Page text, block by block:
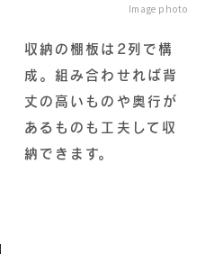
Image photo
収納の棚板は2列で構
成。組み合わせれば背
丈の高いものや奥行が
あるものも工夫して収
納できます。